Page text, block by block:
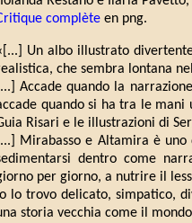
complète en png.
Un albo illustrato
che sembra lontana
Accade quando la
quando si ha tra le
Risari e le illustrazioni di
Mirabasso e Altamira è
dentro come
per giorno, a nutrire il
lo trovo delicato, simpatico,
storia vecchia come il